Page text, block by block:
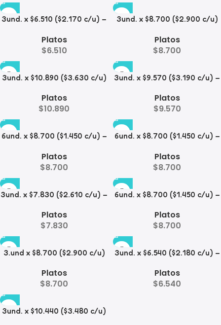
3und. x $6.510 ($2.170 c/u) –
Mascotas
Platos
$6.510
3und. x $8.700 ($2.900 c/u)
para Mascotas
Platos
$8.700
3und. x $10.890 ($3.630 c/u)
para Mascotas
Platos
$10.890
3und. x $9.570 ($3.190 c/u) –
Mascotas
Platos
$9.570
6und. x $8.700 ($1.450 c/u) –
Platos
$8.700
6und. x $8.700 ($1.450 c/u) –
Floral
Platos
$8.700
3und. x $7.830 ($2.610 c/u) –
Mascotas
Platos
$7.830
6und. x $8.700 ($1.450 c/u) –
Mascotas
Platos
$8.700
3.und x $8.700 ($2.900 c/u)
Mascotas
Platos
$8.700
3und. x $6.540 ($2.180 c/u) –
Mascotas con Diseño
Decorativo
Platos
$6.540
3und. x $10.440 ($3.480 c/u)